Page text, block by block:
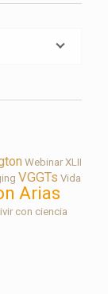
Webinar XLII
VGGTs Vida
Arias
con ciencia